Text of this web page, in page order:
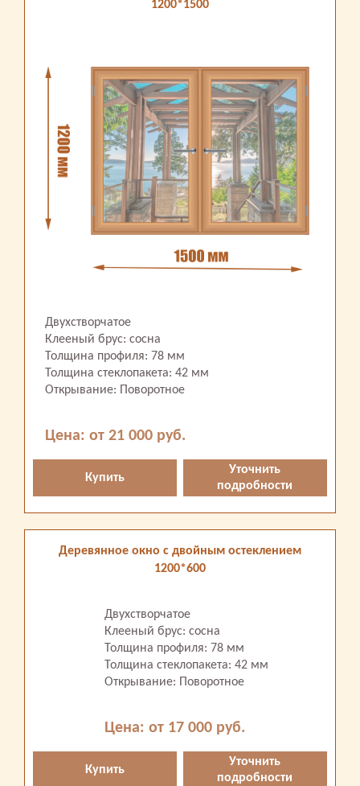
1200*1500
Двухстворчатое
Клееный брус: сосна
Толщина профиля: 78 мм
Толщина стеклопакета: 42 мм
Открывание: Поворотное
Цена: от 21 000 руб.
Купить
Уточнить
подробности
Деревянное окно с двойным остеклением
1200*600
Двухстворчатое
Клееный брус: сосна
Толщина профиля: 78 мм
Толщина стеклопакета: 42 мм
Открывание: Поворотное
Цена: от 17 000 руб.
Купить
Уточнить
подробности